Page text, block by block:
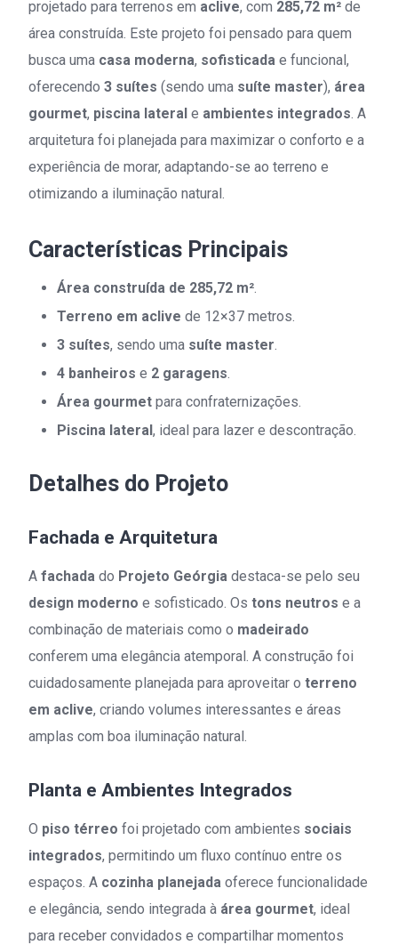
projetado para terrenos em aclive, com 285,72 m² de
área construída. Este projeto foi pensado para quem
busca uma casa moderna, sofisticada e funcional,
oferecendo 3 suítes (sendo uma suíte master), área
gourmet, piscina lateral e ambientes integrados . A
arquitetura foi planejada para maximizar o conforto e a
experiência de morar, adaptando-se ao terreno e
otimizando a iluminação natural.
Características Principais
Área construída de 285,72 m²
Terreno em aclive de 12×37 metros.
3 suítes, sendo uma suíte master
4 banheiros e 2 garagens
Área gourmet para confraternizações.
Piscina lateral, ideal para lazer e descontração.
Detalhes do Projeto
Fachada e Arquitetura
A fachada do Projeto Geórgia destaca-se pelo seu
design moderno e sofisticado. Os tons neutros e a
combinação de materiais como o madeirado
conferem uma elegância atemporal. A construção foi
cuidadosamente planejada para aproveitar o terreno
em aclive, criando volumes interessantes e áreas
amplas com boa iluminação natural.
Planta e Ambientes Integrados
O piso térreo foi projetado com ambientes sociais
integrados, permitindo um fluxo contínuo entre os
espaços. A cozinha planejada oferece funcionalidade
e elegância, sendo integrada à área gourmet, ideal
para receber convidados e compartilhar momentos